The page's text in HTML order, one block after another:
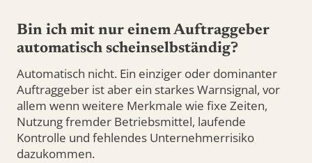
Bin ich mit nur einem Auftraggeber
automatisch scheinselbständig?
Automatisch nicht. Ein einziger oder dominanter
Auftraggeber ist aber ein starkes Warnsignal, vor
allem wenn weitere Merkmale wie fixe Zeiten,
Nutzung fremder Betriebsmittel, laufende
Kontrolle und fehlendes Unternehmerrisiko
dazukommen.